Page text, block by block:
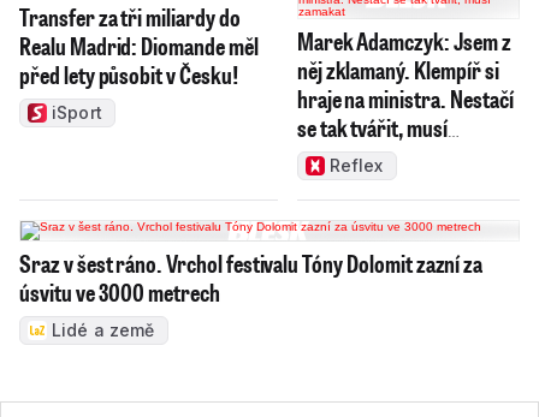
Transfer za tři miliardy do
Realu Madrid: Diomande měl
před lety působit v Česku!
iSport
Marek Adamczyk: Jsem z
něj zklamaný. Klempíř si
hraje na ministra. Nestačí
se tak tvářit, musí
zamakat
Reflex
Sraz v šest ráno. Vrchol festivalu Tóny Dolomit zazní za
úsvitu ve 3000 metrech
Lidé a země